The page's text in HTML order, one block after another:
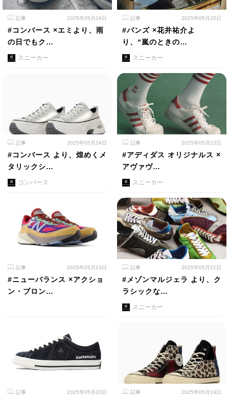
記事 2025年05月26日
#コンバース ×エミより、雨
の日でもク…
スニーカー
記事 2025年05月25日
#バンズ ×花井祐介よ
り、“嵐のときの…
スニーカー
記事 2025年05月24日
#コンバース より、煌めくメ
タリックシ…
コンバース
記事 2025年05月23日
#アディダス オリジナルス ×
アヴァヴ…
スニーカー
記事 2025年05月23日
#ニューバランス ×アクショ
ン・ブロン…
記事 2025年05月21日
#メゾンマルジェラ より、ク
ラシックな…
スニーカー
記事 2025年05月20日 記事 2025年05月19日